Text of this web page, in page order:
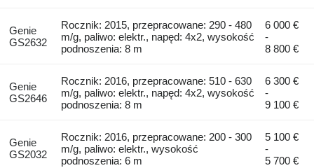
Genie
GS2632
Rocznik: 2015, przepracowane: 290 - 480
m/g, paliwo: elektr., napęd: 4x2, wysokość
podnoszenia: 8 m
6 000 €
-
8 800 €
Genie
GS2646
Rocznik: 2016, przepracowane: 510 - 630
m/g, paliwo: elektr., napęd: 4x2, wysokość
podnoszenia: 8 m
6 300 €
-
9 100 €
Genie
GS2032
Rocznik: 2016, przepracowane: 200 - 300
m/g, paliwo: elektr., wysokość
podnoszenia: 6 m
5 100 €
-
5 700 €